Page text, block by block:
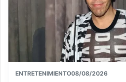
ENTRETENIMIENTO08/08/2026